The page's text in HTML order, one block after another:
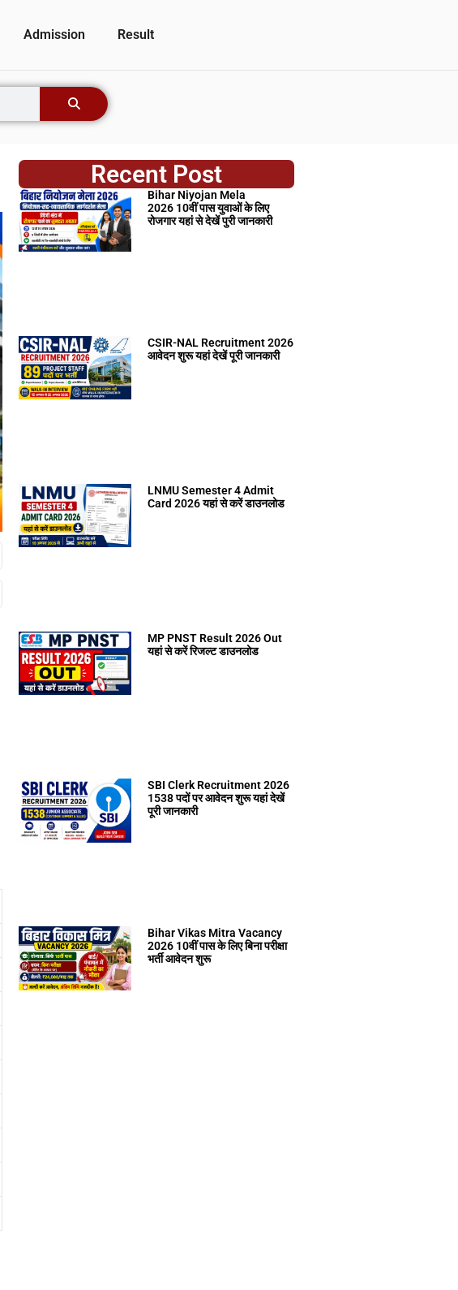
Admission Result
Recent Post
Bihar Niyojan Mela
2026 10वीं पास युवाओं के लिए
रोजगार यहां से देखें पुरी जानकारी
CSIR-NAL Recruitment 2026
आवेदन शुरू यहां देखें पूरी जानकारी
LNMU Semester 4 Admit
Card 2026 यहां से करें डाउनलोड
MP PNST Result 2026 Out
यहां से करें रिजल्ट डाउनलोड
SBI Clerk Recruitment 2026
1538 पदों पर आवेदन शुरू यहां देखें
पूरी जानकारी
Bihar Vikas Mitra Vacancy
2026 10वीं पास के लिए बिना परीक्षा
भर्ती आवेदन शुरू